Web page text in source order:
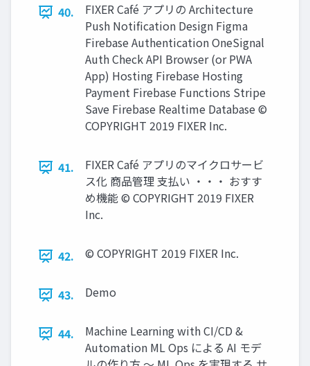
40.
FIXER Café アプリの Architecture
Push Notification Design Figma
Firebase Authentication OneSignal
Auth Check API Browser (or PWA
App) Hosting Firebase Hosting
Payment Firebase Functions Stripe
Save Firebase Realtime Database ©
COPYRIGHT 2019 FIXER Inc.
41.
FIXER Café アプリのマイクロサービ
ス化 商品管理 ⽀払い ・・・ おすす
め機能 © COPYRIGHT 2019 FIXER
Inc.
42. © COPYRIGHT 2019 FIXER Inc.
43. Demo
44.
Machine Learning with CI/CD &
Automation ML Ops による AI モデ